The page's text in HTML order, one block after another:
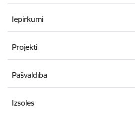
Iepirkumi
Projekti
Pašvaldība
Izsoles